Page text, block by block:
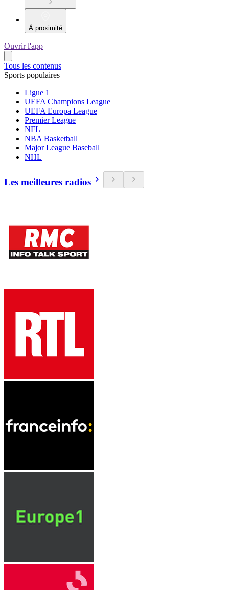
À proximité
Ouvrir l'app
Tous les contenus
Sports populaires
Ligue 1
UEFA Champions League
UEFA Europa League
Premier League
NFL
NBA Basketball
Major League Baseball
NHL
Les meilleures radios